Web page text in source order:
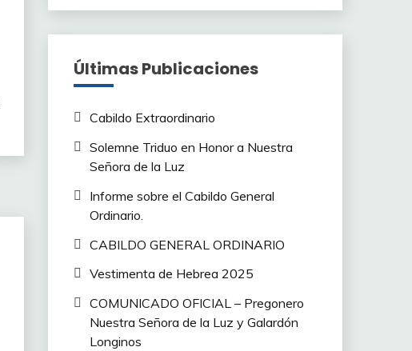
Últimas Publicaciones
Cabildo Extraordinario
Solemne Triduo en Honor a Nuestra
Señora de la Luz
Informe sobre el Cabildo General
Ordinario.
CABILDO GENERAL ORDINARIO
Vestimenta de Hebrea 2025
COMUNICADO OFICIAL – Pregonero
Nuestra Señora de la Luz y Galardón
Longinos